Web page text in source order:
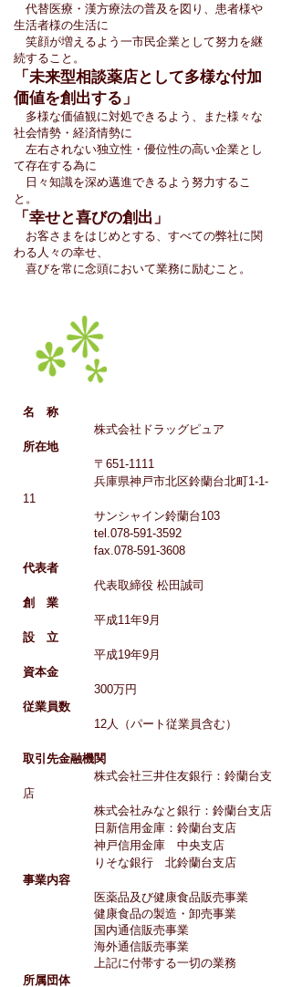
代替医療・漢方療法の普及を図り、患者様や
生活者様の生活に
笑顔が増えるよう一市民企業として努力を継
続すること。
「未来型相談薬店として多様な付加
価値を創出する」
多様な価値観に対処できるよう、また様々な
社会情勢・経済情勢に
左右されない独立性・優位性の高い企業とし
て存在する為に
日々知識を深め邁進できるよう努力するこ
と。
「幸せと喜びの創出」
お客さまをはじめとする、すべての弊社に関
わる人々の幸せ、
喜びを常に念頭において業務に励むこと。
名 称
株式会社ドラッグピュア
所在地
〒651-1111
兵庫県神戸市北区鈴蘭台北町1-1-
11
サンシャイン鈴蘭台103
tel.078-591-3592
fax.078-591-3608
代表者
代表取締役 松田誠司
創 業
平成11年9月
設 立
平成19年9月
資本金
300万円
従業員数
12人（パート従業員含む）
取引先金融機関
株式会社三井住友銀行：鈴蘭台支
店
株式会社みなと銀行：鈴蘭台支店
日新信用金庫：鈴蘭台支店
神戸信用金庫 中央支店
りそな銀行 北鈴蘭台支店
事業内容
医薬品及び健康食品販売事業
健康食品の製造・卸売事業
国内通信販売事業
海外通信販売事業
上記に付帯する一切の業務
所属団体